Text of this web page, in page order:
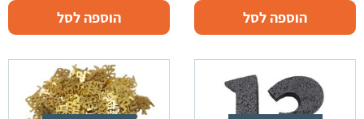
הוספה לסל הוספה לסל